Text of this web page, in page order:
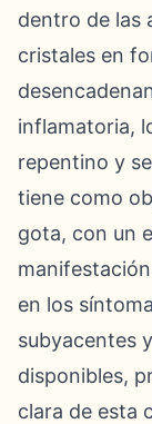
dentro de las
cristales en
inflamatoria,
repentino y
tiene como
gota, con un
en los
subyacentes
disponibles,
clara de esta